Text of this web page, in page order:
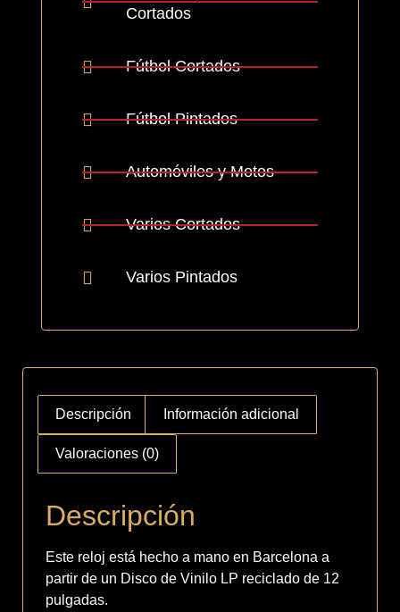
Cortados
Fútbol Cortados
Fútbol Pintados
Automóviles y Motos
Varios Cortados
Varios Pintados
Descripción Información adicional
Valoraciones (0)
Descripción
Este reloj está hecho a mano en Barcelona a
partir de un Disco de Vinilo LP reciclado de 12
pulgadas.